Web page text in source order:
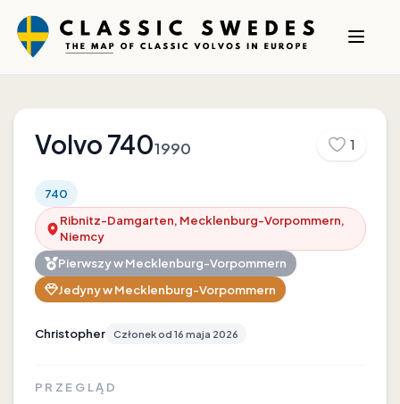
Volvo 7401990 1
740
Ribnitz-Damgarten, Mecklenburg-Vorpommern,
Niemcy
Pierwszy wMecklenburg-Vorpommern
Jedyny wMecklenburg-Vorpommern
Christopher Członek od 16 maja 2026
PRZEGLĄD